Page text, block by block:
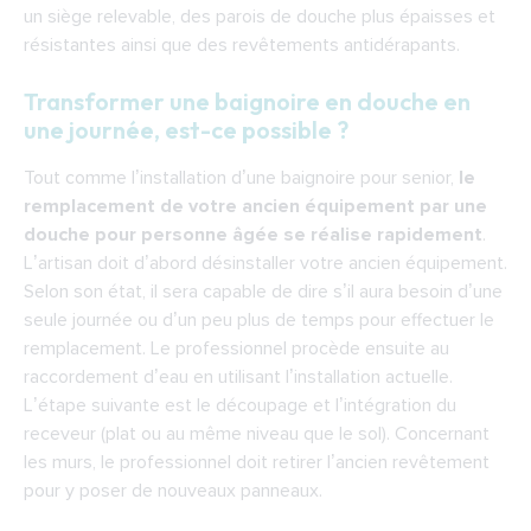
un siège relevable, des parois de douche plus épaisses et
résistantes ainsi que des revêtements antidérapants.
Transformer une baignoire en douche en
une journée, est-ce possible ?
Tout comme l’installation d’une baignoire pour senior, le
remplacement de votre ancien équipement par une
douche pour personne âgée se réalise rapidement.
L’artisan doit d’abord désinstaller votre ancien équipement.
Selon son état, il sera capable de dire s’il aura besoin d’une
seule journée ou d’un peu plus de temps pour effectuer le
remplacement. Le professionnel procède ensuite au
raccordement d’eau en utilisant l’installation actuelle.
L’étape suivante est le découpage et l’intégration du
receveur (plat ou au même niveau que le sol). Concernant
les murs, le professionnel doit retirer l’ancien revêtement
pour y poser de nouveaux panneaux.